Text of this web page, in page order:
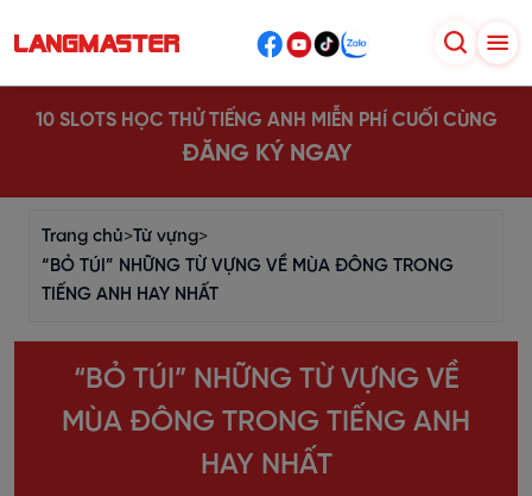
10 SLOTS HỌC THỬ TIẾNG ANH MIỄN PHÍ CUỐI CÙNG
ĐĂNG KÝ NGAY
Trang chủ>Từ vựng>
“BỎ TÚI” NHỮNG TỪ VỰNG VỀ MÙA ĐÔNG TRONG
TIẾNG ANH HAY NHẤT
“BỎ TÚI” NHỮNG TỪ VỰNG VỀ
MÙA ĐÔNG TRONG TIẾNG ANH
HAY NHẤT